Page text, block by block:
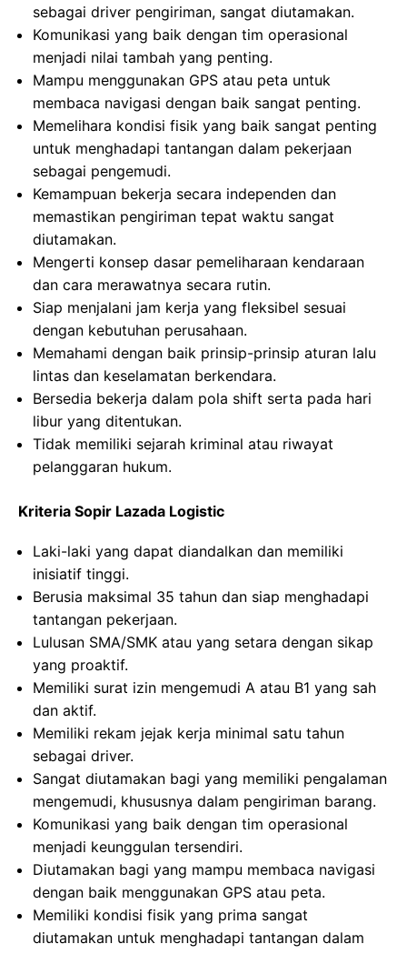
sebagai driver pengiriman, sangat diutamakan.
Komunikasi yang baik dengan tim operasional
menjadi nilai tambah yang penting.
Mampu menggunakan GPS atau peta untuk
membaca navigasi dengan baik sangat penting.
Memelihara kondisi fisik yang baik sangat penting
untuk menghadapi tantangan dalam pekerjaan
sebagai pengemudi.
Kemampuan bekerja secara independen dan
memastikan pengiriman tepat waktu sangat
diutamakan.
Mengerti konsep dasar pemeliharaan kendaraan
dan cara merawatnya secara rutin.
Siap menjalani jam kerja yang fleksibel sesuai
dengan kebutuhan perusahaan.
Memahami dengan baik prinsip-prinsip aturan lalu
lintas dan keselamatan berkendara.
Bersedia bekerja dalam pola shift serta pada hari
libur yang ditentukan.
Tidak memiliki sejarah kriminal atau riwayat
pelanggaran hukum.
Kriteria Sopir Lazada Logistic
Laki-laki yang dapat diandalkan dan memiliki
inisiatif tinggi.
Berusia maksimal 35 tahun dan siap menghadapi
tantangan pekerjaan.
Lulusan SMA/SMK atau yang setara dengan sikap
yang proaktif.
Memiliki surat izin mengemudi A atau B1 yang sah
dan aktif.
Memiliki rekam jejak kerja minimal satu tahun
sebagai driver.
Sangat diutamakan bagi yang memiliki pengalaman
mengemudi, khususnya dalam pengiriman barang.
Komunikasi yang baik dengan tim operasional
menjadi keunggulan tersendiri.
Diutamakan bagi yang mampu membaca navigasi
dengan baik menggunakan GPS atau peta.
Memiliki kondisi fisik yang prima sangat
diutamakan untuk menghadapi tantangan dalam